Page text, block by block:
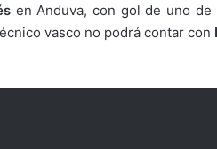
en Anduva, con gol de uno
vasco no podrá contar con